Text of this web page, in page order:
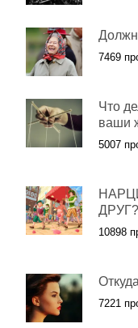
7469
Что
ваши
5007
ДРУГ?
10898
7221